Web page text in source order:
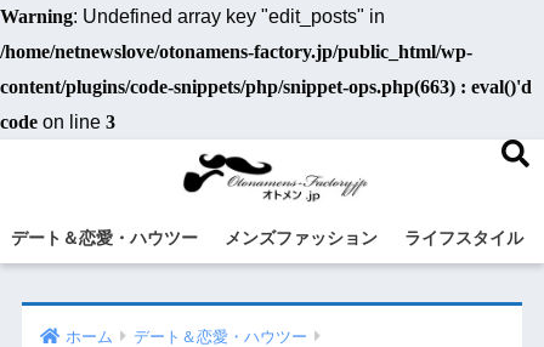
Warning: Undefined array key "edit_posts" in
/home/netnewslove/otonamens-factory.jp/public_html/wp-
content/plugins/code-snippets/php/snippet-ops.php(663) : eval()'d
code on line 3
デート＆恋愛・ハウツー メンズファッション ライフスタイル
ホーム デート＆恋愛・ハウツー